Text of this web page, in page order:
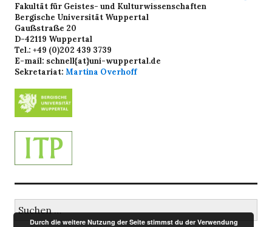
Fakultät für Geistes- und Kulturwissenschaften
Bergische Universität Wuppertal
Gaußstraße 20
D-42119 Wuppertal
Tel.: +49 (0)202 439 3739
E-mail: schnell{at}uni-wuppertal.de
Sekretariat: Martina Overhoff
nach:
Durch die weitere Nutzung der Seite stimmst du der Verwendung